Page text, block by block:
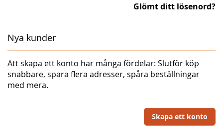
Glömt ditt lösenord?
Nya kunder
Att skapa ett konto har många fördelar: Slutför köp
snabbare, spara flera adresser, spåra beställningar
med mera.
Skapa ett konto